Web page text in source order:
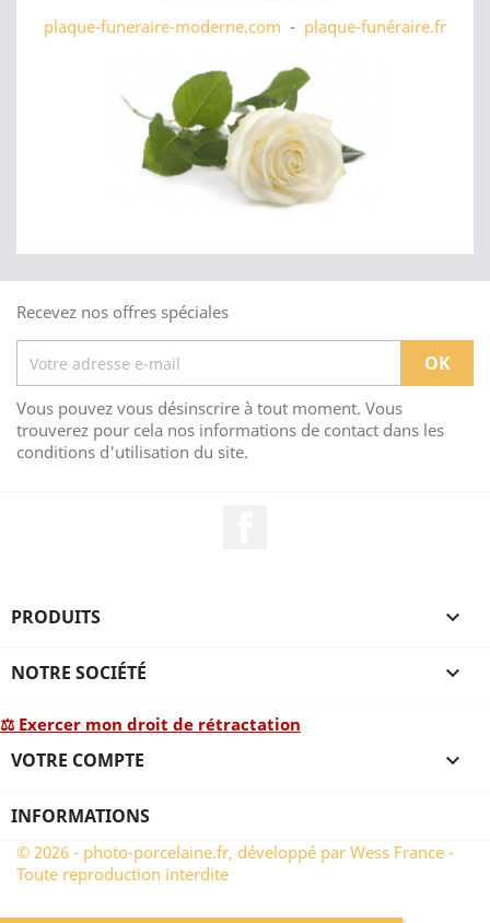
plaque-funeraire-moderne.com - plaque-funéraire.fr
Recevez nos offres spéciales
Vous pouvez vous désinscrire à tout moment. Vous
trouverez pour cela nos informations de contact dans les
conditions d'utilisation du site.
PRODUITS 
NOTRE SOCIÉTÉ 
⚖ Exercer mon droit de rétractation
VOTRE COMPTE 
INFORMATIONS
© 2026 - photo-porcelaine.fr, développé par Wess France -
Toute reproduction interdite